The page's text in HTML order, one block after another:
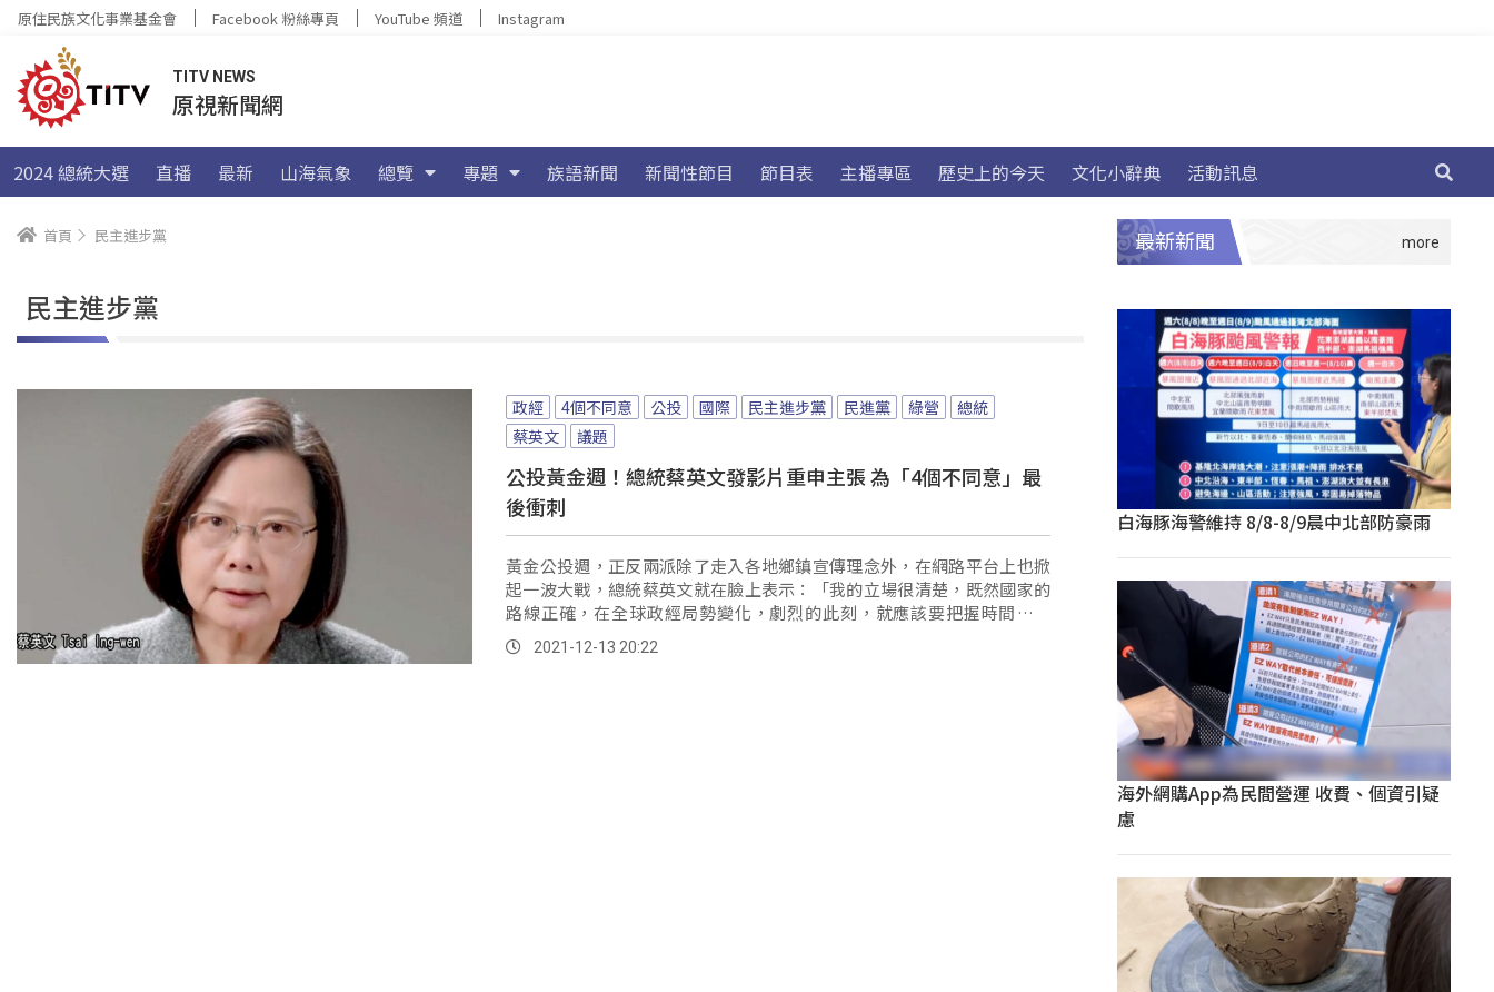
原住民族文化事業基金會 Facebook 粉絲專頁 YouTube 頻道 Instagram
TITV NEWS
原視新聞網
2024 總統大選 直播 最新 山海氣象 總覽 專題 族語新聞 新聞性節目 節目表 主播專區 歷史上的今天 文化小辭典 活動訊息
首頁 民主進步黨
民主進步黨
政經 4個不同意 公投 國際 民主進步黨 民進黨 綠營
總統
蔡英文
議題
公投黃金週！總統蔡英文發影片重申主張 為「4個不同意」最
後衝刺
黃金公投週，正反兩派除了走入各地鄉鎮宣傳理念外，在網路平台上也掀
起一波大戰，總統蔡英文就在臉上表示：「我的立場很清楚，既然國家的
路線正確，在全球政經局勢變化，劇烈的此刻，就應該要把握時間向前
走。2021-12-13 20:22
最新新聞
白海豚海警維持 8/8-8/9晨中北部防豪雨
海外網購App為民間營運 收費、個資引疑
慮